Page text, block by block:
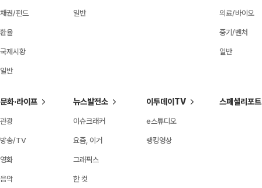
채권/펀드
환율
국제시황
일반
일반 의료/바이오
중기/벤처
일반
문화·라이프
관광
방송/TV
영화
음악
뉴스발전소
이슈크래커
요즘, 이거
그래픽스
한 컷
이투데이TV
e스튜디오
랭킹영상
스페셜리포트